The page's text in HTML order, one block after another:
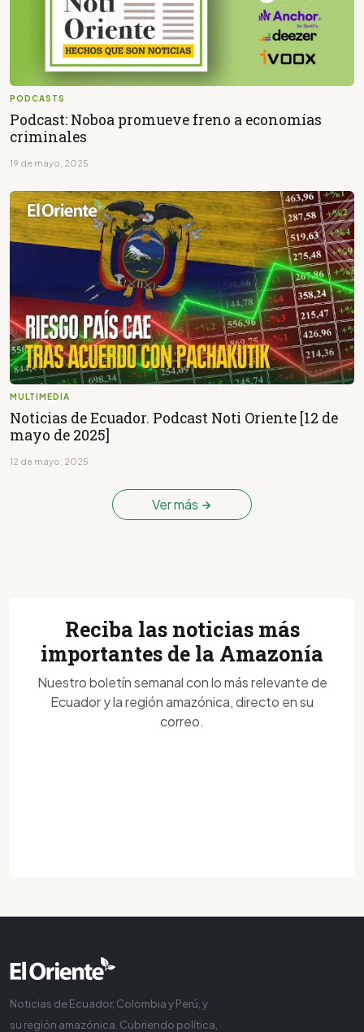
PODCASTS
Podcast: Noboa promueve freno a economías
criminales
19 de mayo, 2025
MULTIMEDIA
Noticias de Ecuador. Podcast Noti Oriente [12 de
mayo de 2025]
12 de mayo, 2025
Ver más
Reciba las noticias más
importantes de la Amazonía
Nuestro boletín semanal con lo más relevante de
Ecuador y la región amazónica, directo en su
correo.
Noticias de Ecuador, Colombia y Perú, y
su región amazónica. Cubriendo política,